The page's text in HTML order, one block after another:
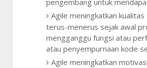
pengembang untuk
Agile meningkatkan
terus-menerus sejak awal
mengganggu fungsi atau
atau penyempurnaan kode
Agile meningkatkan